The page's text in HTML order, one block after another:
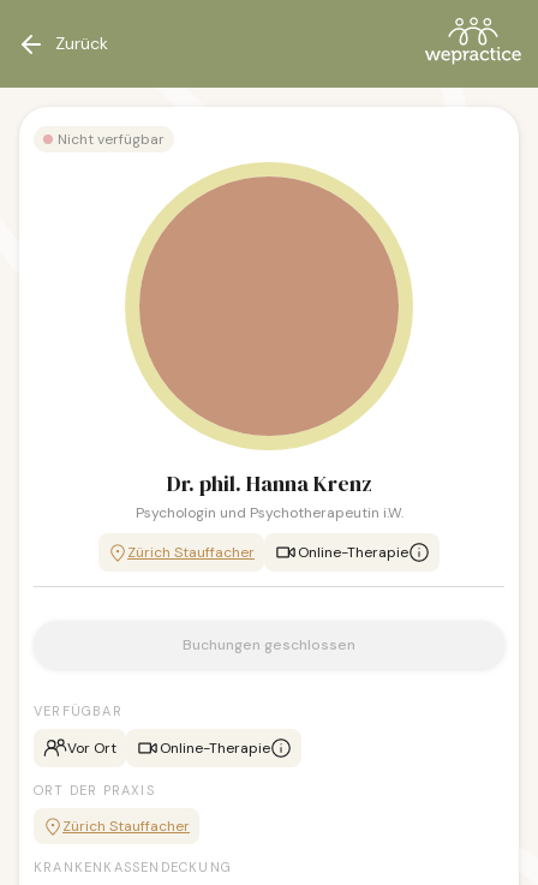
Zurück
Nicht verfügbar
Dr. phil. Hanna Krenz
Psychologin und Psychotherapeutin i.W.
Zürich Stauffacher Online-Therapie
Buchungen geschlossen
VERFÜGBAR
Vor Ort Online-Therapie
ORT DER PRAXIS
Zürich Stauffacher
KRANKENKASSENDECKUNG